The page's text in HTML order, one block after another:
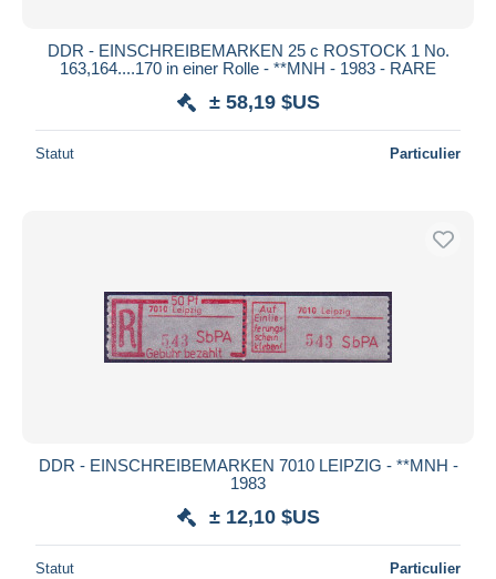
DDR - EINSCHREIBEMARKEN 25 c ROSTOCK 1 No.
163,164....170 in einer Rolle - **MNH - 1983 - RARE
± 58,19 $US
Statut Particulier
DDR - EINSCHREIBEMARKEN 7010 LEIPZIG - **MNH -
1983
± 12,10 $US
Statut Particulier